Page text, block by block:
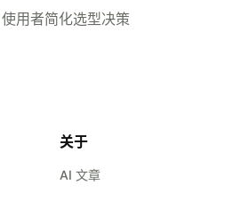
用者简化选型决策
关于
AI 文章